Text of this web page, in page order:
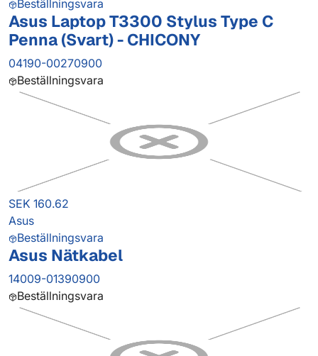
Beställningsvara
Asus Laptop T3300 Stylus Type C
Penna (Svart) - CHICONY
04190-00270900
Beställningsvara
SEK 160.62
Asus
Beställningsvara
Asus Nätkabel
14009-01390900
Beställningsvara